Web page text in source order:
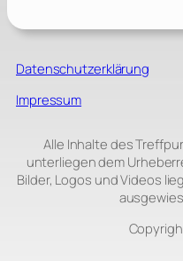
Datenschutzerklärung
Impressum
Alle Inhalte des
unterliegen dem
Bilder, Logos und Videos